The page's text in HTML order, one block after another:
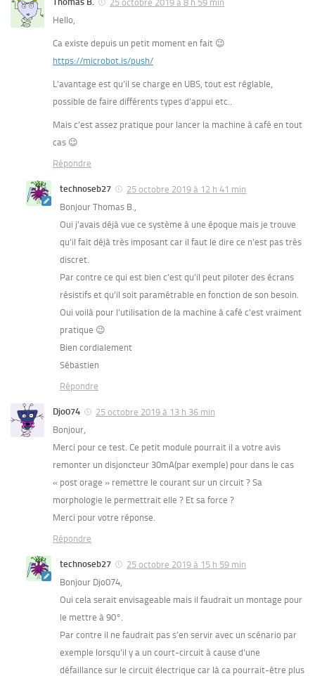
25 octobre 2019 à 8 h 59 min
Hello,
Ca existe depuis un petit moment en fait 😉
https://microbot.is/push/
L’avantage est qu’il se charge en UBS, tout est réglable,
possible de faire différents types d’appui etc..
Mais c’est assez pratique pour lancer la machine à café en tout
cas 😉
Répondre
technoseb27
25 octobre 2019 à 12 h 41 min
Bonjour Thomas B.,
Oui j’avais déjà vue ce système à une époque mais je trouve
qu’il fait déjà très imposant car il faut le dire ce n’est pas très
discret.
Par contre ce qui est bien c’est qu’il peut piloter des écrans
résistifs et qu’il soit paramétrable en fonction de son besoin.
Oui voilà pour l’utilisation de la machine à café c’est vraiment
pratique 😉
Bien cordialement
Sébastien
Répondre
Djo074
25 octobre 2019 à 13 h 36 min
Bonjour,
Merci pour ce test. Ce petit module pourrait il a votre avis
remonter un disjoncteur 30mA(par exemple) pour dans le cas
« post orage » remettre le courant sur un circuit ? Sa
morphologie le permettrait elle ? Et sa force ?
Merci pour votre réponse.
Répondre
technoseb27
25 octobre 2019 à 15 h 59 min
Bonjour Djo074,
Oui cela serait envisageable mais il faudrait un montage pour
le mettre à 90°.
Par contre il ne faudrait pas s’en servir avec un scénario par
exemple lorsqu’il y a un court-circuit à cause d’une
défaillance sur le circuit électrique car là ca pourrait-être plus